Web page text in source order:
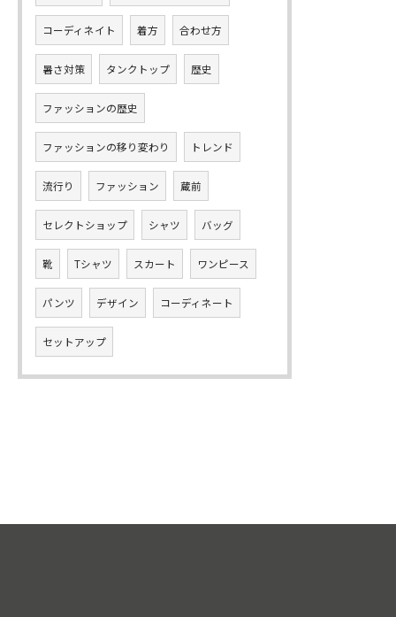
コーディネイト 着方 合わせ方
暑さ対策 タンクトップ 歴史
ファッションの歴史
ファッションの移り変わり トレンド
流行り ファッション 蔵前
セレクトショップ シャツ バッグ
靴 Tシャツ スカート ワンピース
パンツ デザイン コーディネート
セットアップ